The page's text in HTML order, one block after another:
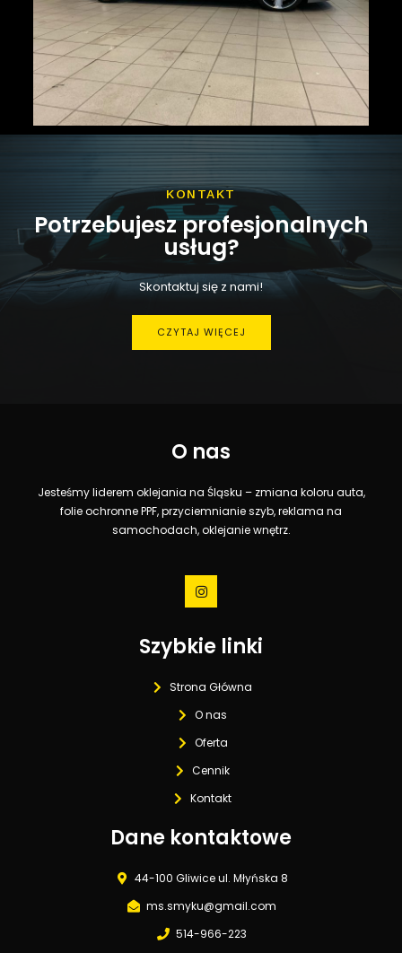
KONTAKT
Potrzebujesz profesjonalnych
usług?
Skontaktuj się z nami!
CZYTAJ WIĘCEJ
O nas
Jesteśmy liderem oklejania na Śląsku – zmiana koloru auta,
folie ochronne PPF, przyciemnianie szyb, reklama na
samochodach, oklejanie wnętrz.
Szybkie linki
Strona Główna
O nas
Oferta
Cennik
Kontakt
Dane kontaktowe
44-100 Gliwice ul. Młyńska 8
ms.smyku@gmail.com
514-966-223